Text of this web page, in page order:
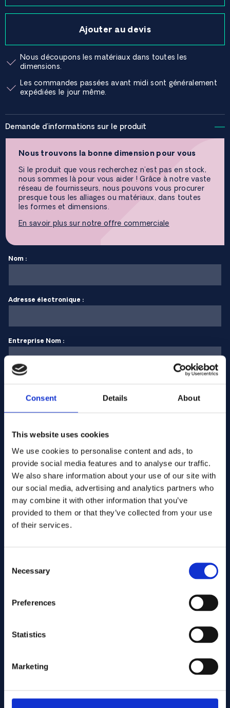
Consent Details About
This website uses cookies
We use cookies to personalise content and ads, to
provide social media features and to analyse our traffic.
We also share information about your use of our site with
our social media, advertising and analytics partners who
may combine it with other information that you’ve
provided to them or that they’ve collected from your use
of their services.
Selection
Necessary
Preferences
Statistics
Marketing
Ajouter au devis
Nous découpons les matériaux dans toutes les
dimensions.
Les commandes passées avant midi sont généralement
expédiées le jour même.
Demande d'informations sur le produit
Nous trouvons la bonne dimension pour vous
Si le produit que vous recherchez n'est pas en stock,
nous sommes là pour vous aider ! Grâce à notre vaste
réseau de fournisseurs, nous pouvons vous procurer
presque tous les alliages ou matériaux, dans toutes
les formes et dimensions.
En savoir plus sur notre offre commerciale
Nom :
Adresse électronique :
Entreprise Nom :
Envoyer